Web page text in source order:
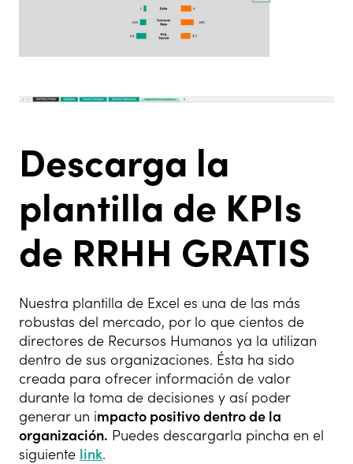
Descarga la
plantilla de KPIs
de RRHH GRATIS
Nuestra plantilla de Excel es una de las más
robustas del mercado, por lo que cientos de
directores de Recursos Humanos ya la utilizan
dentro de sus organizaciones. Ésta ha sido
creada para ofrecer información de valor
durante la toma de decisiones y así poder
generar un impacto positivo dentro de la
organización. Puedes descargarla pincha en el
siguiente link.